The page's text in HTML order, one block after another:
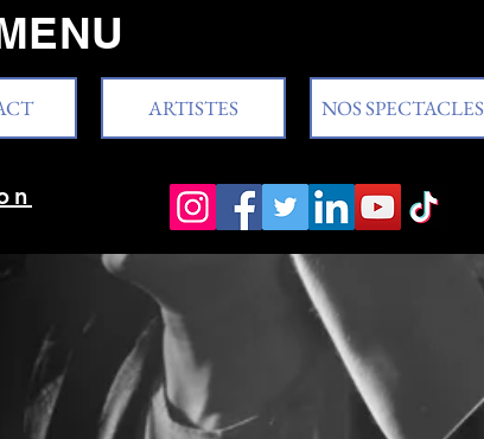
ARTISTES NOS SPECTACLES